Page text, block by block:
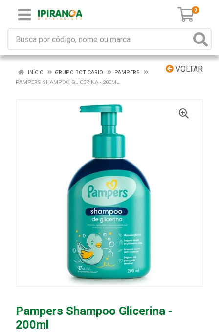
0
VOLTAR
INÍCIO GRUPO BOTICARIO
PAMPERS
PAMPERS SHAMPOO GLICERINA - 200ML
Pampers Shampoo Glicerina -
200ml